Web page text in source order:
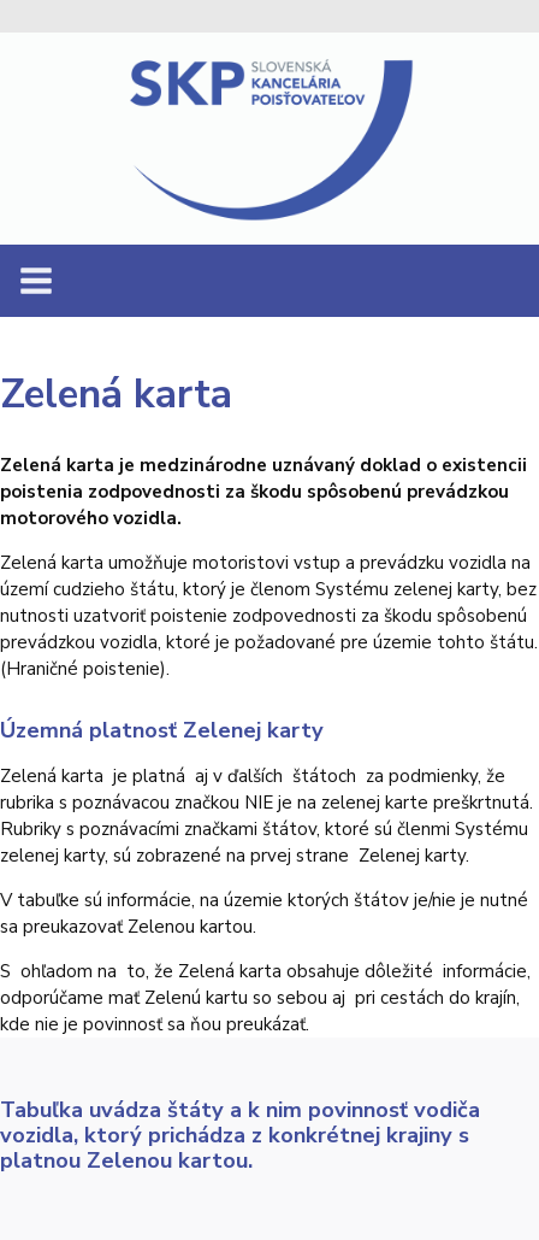
Zelená karta
Zelená karta je medzinárodne uznávaný doklad o existencii
poistenia zodpovednosti za škodu spôsobenú prevádzkou
motorového vozidla.
Zelená karta umožňuje motoristovi vstup a prevádzku vozidla na
území cudzieho štátu, ktorý je členom Systému zelenej karty, bez
nutnosti uzatvoriť poistenie zodpovednosti za škodu spôsobenú
prevádzkou vozidla, ktoré je požadované pre územie tohto štátu.
(Hraničné poistenie).
Územná platnosť Zelenej karty
Zelená karta je platná aj v ďalších štátoch za podmienky, že
rubrika s poznávacou značkou NIE je na zelenej karte preškrtnutá.
Rubriky s poznávacími značkami štátov, ktoré sú členmi Systému
zelenej karty, sú zobrazené na prvej strane Zelenej karty.
V tabuľke sú informácie, na územie ktorých štátov je/nie je nutné
sa preukazovať Zelenou kartou.
S ohľadom na to, že Zelená karta obsahuje dôležité informácie,
odporúčame mať Zelenú kartu so sebou aj pri cestách do krajín,
kde nie je povinnosť sa ňou preukázať.
Tabuľka uvádza štáty a k nim povinnosť vodiča
vozidla, ktorý prichádza z konkrétnej krajiny s
platnou Zelenou kartou.